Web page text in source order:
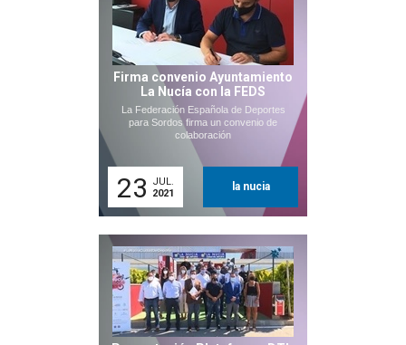
Firma convenio Ayuntamiento
La Nucía con la FEDS
La Federación Española de Deportes
para Sordos firma un convenio de
colaboración
23
JUL.
2021
la nucia